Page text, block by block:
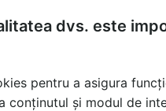
dvs. este
pentru a asigura
conținutul și modul de